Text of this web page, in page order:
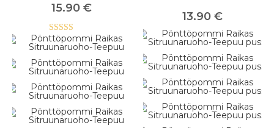
15.90 €
Arvostelu
5.00 / 5
13.90 €